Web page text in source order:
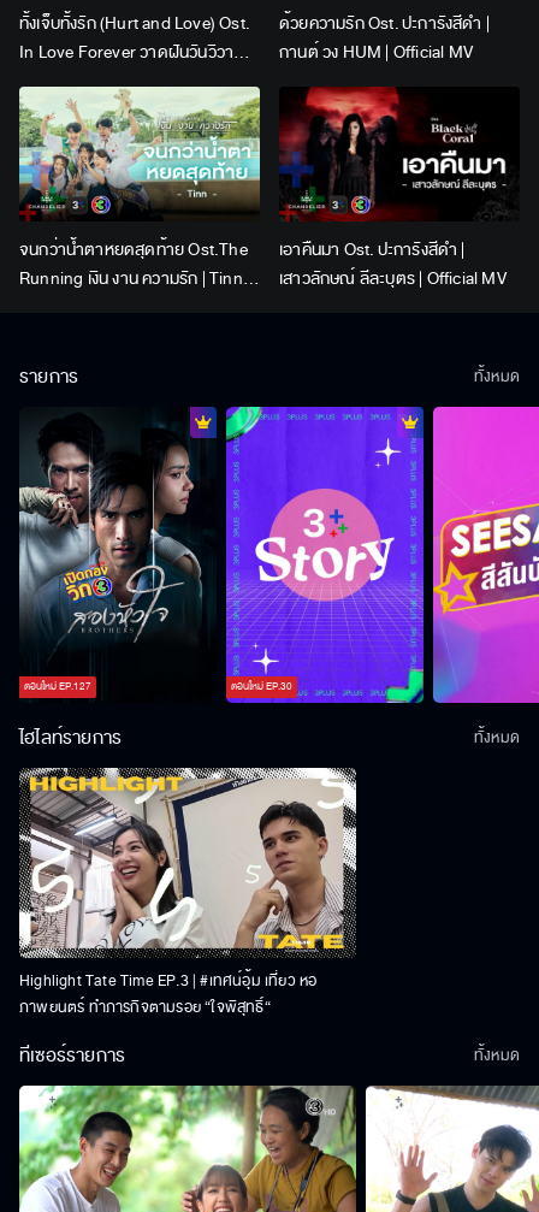
ทั้งเจ็บทั้งรัก (Hurt and Love) Ost.
In Love Forever วาดฝันวันวิวาห์ |
Lingling Kwong x Orm
Kornnaphat | Official Karaoke
ด้วยความรัก Ost. ปะการังสีดำ |
กานต์ วง HUM | Official MV
จนกว่าน้ำตาหยดสุดท้าย Ost.The
Running เงิน งาน ความรัก | Tinn |
เอาคืนมา Ost. ปะการังสีดำ |
เสาวลักษณ์ ลีละบุตร | Official MV
รายการ
ตอนใหม่EP.127 ตอนใหม่EP.30
ทั้งหมด
ไฮไลท์รายการ
Highlight Tate Time EP.3 | #เทศน์อุ้ม เที่ยว หอ
ภาพยนตร์ ทำภารกิจตามรอย “ใจพิสุทธิ์“
ทั้งหมด
ทีเซอร์รายการ ทั้งหมด